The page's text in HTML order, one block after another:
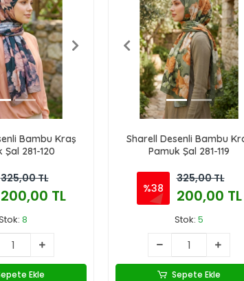
Bambu Kraş
Şal 281-120
325,00 TL
200,00 TL
8
Ekle
Sharell Desenli Bambu
Pamuk Şal 281-119
%38
325,00 TL
200,00 TL
Stok: 5
Sepete Ekle